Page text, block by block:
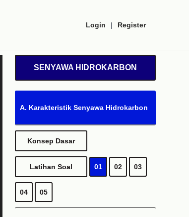
Login | Register
SENYAWA HIDROKARBON
A. Karakteristik Senyawa Hidrokarbon
Konsep Dasar
Latihan Soal 01 02 03
04 05